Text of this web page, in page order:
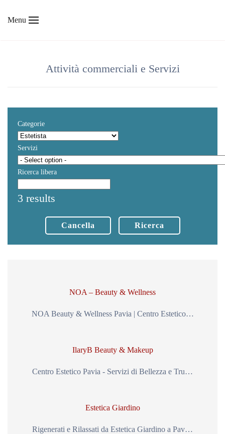
Menu
Attività commerciali e Servizi
Categorie
Servizi
Ricerca libera
3 results
Cancella Ricerca
NOA – Beauty & Wellness
NOA Beauty & Wellness Pavia | Centro Estetico…
IlaryB Beauty & Makeup
Centro Estetico Pavia - Servizi di Bellezza e Tru…
Estetica Giardino
Rigenerati e Rilassati da Estetica Giardino a Pav…